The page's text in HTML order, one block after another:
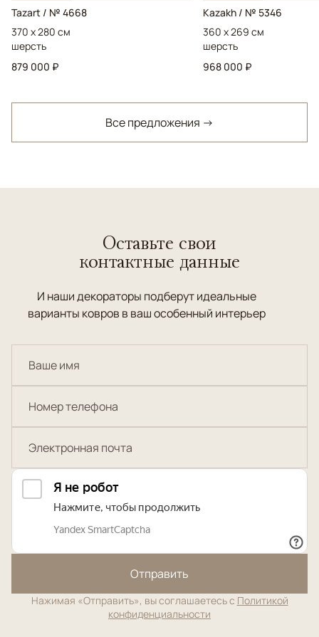
Tazart / № 4668
370 x 280 см
шерсть
879 000 ₽
Kazakh / № 5346
360 x 269 см
шерсть
968 000 ₽
Все предложения →
Оставьте свои
контактные данные
И наши декораторы подберут идеальные
варианты ковров в ваш особенный интерьер
Отправить
Нажимая «Отправить», вы соглашаетесь с Политикой
конфиденциальности